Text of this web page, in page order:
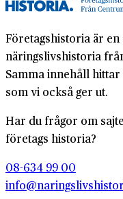
Företagshistoria är
näringslivshistoria
Samma innehåll
som vi också ger ut.
Har du frågor om
företags historia?
08-634 99 00